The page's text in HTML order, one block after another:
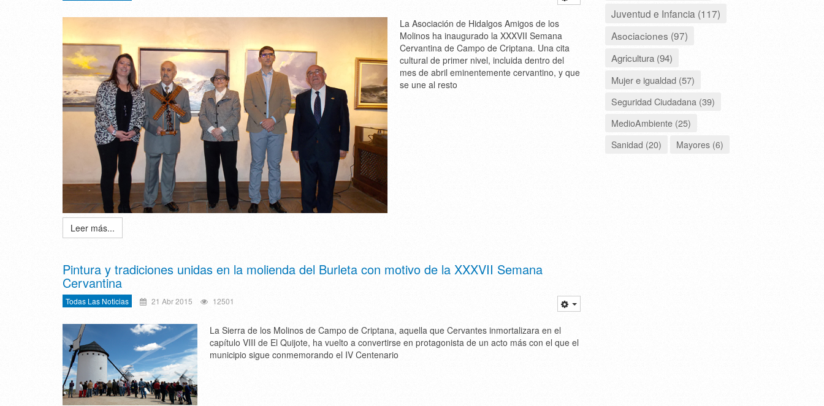
La Asociación de Hidalgos Amigos de los
Molinos ha inaugurado la XXXVII Semana
Cervantina de Campo de Criptana. Una cita
cultural de primer nivel, incluida dentro del
mes de abril eminentemente cervantino, y que
se une al resto
Leer más...
Pintura y tradiciones unidas en la molienda del Burleta con motivo de la XXXVII Semana
Cervantina
Todas Las Noticias 21 Abr 2015 12501
La Sierra de los Molinos de Campo de Criptana, aquella que Cervantes inmortalizara en el
capítulo VIII de El Quijote, ha vuelto a convertirse en protagonista de un acto más con el que el
municipio sigue conmemorando el IV Centenario
Juventud e Infancia (117)
Asociaciones (97)
Agricultura (94)
Mujer e igualdad (57)
Seguridad Ciudadana (39)
MedioAmbiente (25)
Sanidad (20)
Mayores (6)